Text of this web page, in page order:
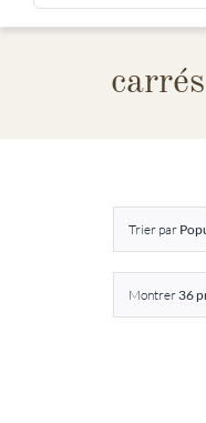
Chocolats
Trier par
Montrer 36